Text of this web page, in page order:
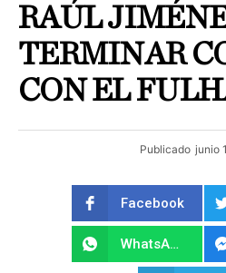
RAÚL
TERMINAR
CON EL
Publicado junio
Facebook
WhatsApp